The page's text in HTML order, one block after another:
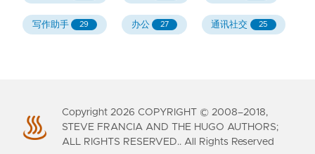
写作助手 29 办公 27 通讯社交 25
Copyright 2026 COPYRIGHT © 2008–2018,
STEVE FRANCIA AND THE HUGO AUTHORS;
ALL RIGHTS RESERVED.. All Rights Reserved